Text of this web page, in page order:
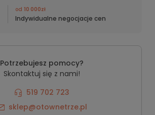
od 10 000zł
Indywidualne negocjacje cen
Potrzebujesz pomocy?
Skontaktuj się z nami!
519 702 723
sklep@otownetrze.pl